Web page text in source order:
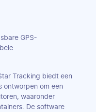
GPS-
Tracking biedt een
ontworpen om een
waaronder
De software